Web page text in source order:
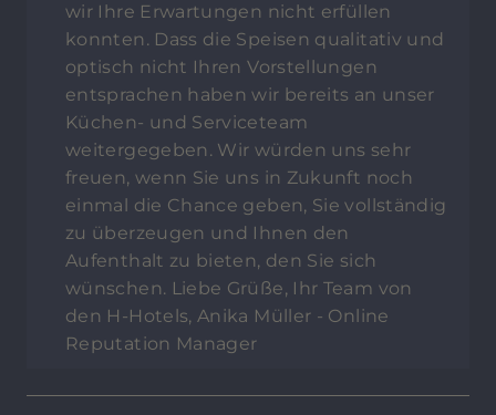
wir Ihre Erwartungen nicht erfüllen
konnten. Dass die Speisen qualitativ und
optisch nicht Ihren Vorstellungen
entsprachen haben wir bereits an unser
Küchen- und Serviceteam
weitergegeben. Wir würden uns sehr
freuen, wenn Sie uns in Zukunft noch
einmal die Chance geben, Sie vollständig
zu überzeugen und Ihnen den
Aufenthalt zu bieten, den Sie sich
wünschen. Liebe Grüße, Ihr Team von
den H-Hotels, Anika Müller - Online
Reputation Manager